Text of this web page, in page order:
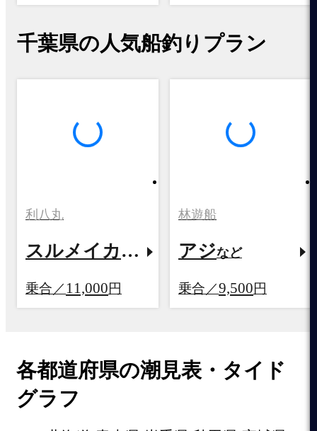
千葉県の人気船釣りプラン
利八丸
スルメイカ
乗合／ 11,000円
林遊船
アジ
乗合／9,500円
各都道府県の潮見表・タイド
グラフ